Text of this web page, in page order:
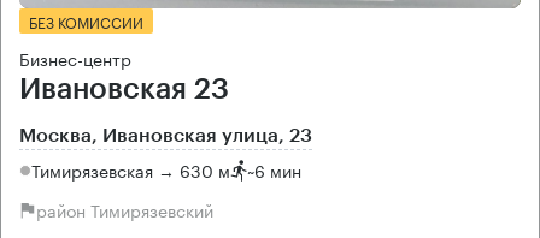
БЕЗ КОМИССИИ
Бизнес-центр
Ивановская 23
Москва, Ивановская улица, 23
Тимирязевская → 630 м ~6 мин
район Тимирязевский